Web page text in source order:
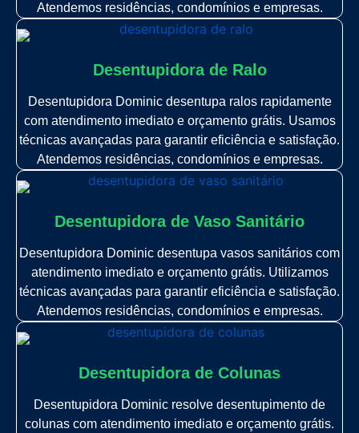
Atendemos residências, condomínios e empresas.
Desentupidora de Ralo
Desentupidora Dominic desentupa ralos rapidamente
com atendimento imediato e orçamento grátis. Usamos
técnicas avançadas para garantir eficiência e satisfação.
Atendemos residências, condomínios e empresas.
Desentupidora de Vaso Sanitário
Desentupidora Dominic desentupa vasos sanitários com
atendimento imediato e orçamento grátis. Utilizamos
técnicas avançadas para garantir eficiência e satisfação.
Atendemos residências, condomínios e empresas.
Desentupidora de Colunas
Desentupidora Dominic resolve desentupimento de
colunas com atendimento imediato e orçamento grátis.